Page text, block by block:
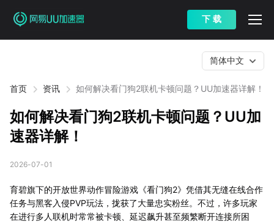
下 载
首页 资讯 如何解决看门狗2联机卡顿问题？UU加速器详解！
简体中文
如何解决看门狗2联机卡顿问题？UU加
速器详解！
2026-07-01
育碧旗下的开放世界动作冒险游戏《看门狗2》凭借其无缝在线合作
任务与黑客入侵PVP玩法，拢获了大量忠实粉丝。不过，许多玩家
在进行多人联机时常常被卡顿、延迟飙升甚至频繁断开连接所困